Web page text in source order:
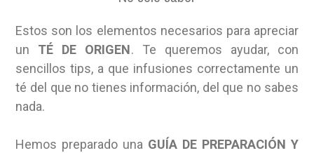
Estos son los elementos necesarios para apreciar
un TÉ DE ORIGEN. Te queremos ayudar, con
sencillos tips, a que infusiones correctamente un
té del que no tienes información, del que no sabes
nada.
Hemos preparado una GUÍA DE PREPARACIÓN Y